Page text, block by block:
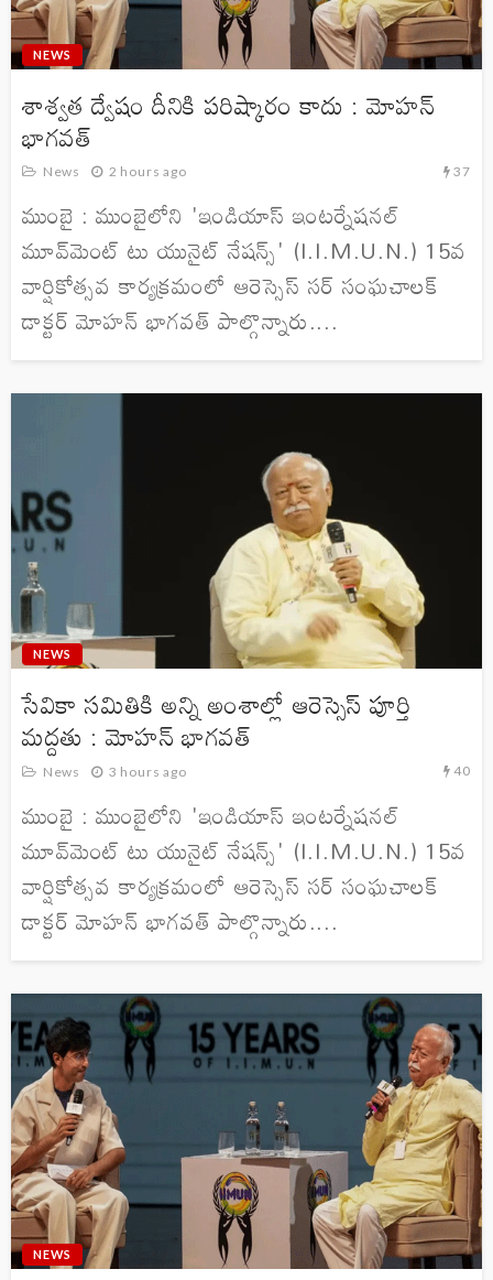
NEWS
శాశ్వత ద్వేషం దీనికి పరిష్కారం కాదు : మోహన్
భాగవత్
News 2 hours ago 37
ముంబై : ముంబైలోని 'ఇండియాస్ ఇంటర్నేషనల్
మూవ్‌మెంట్ టు యునైట్ నేషన్స్' (I.I.M.U.N.) 15వ
వార్షికోత్సవ కార్యక్రమంలో ఆరెస్సెస్ సర్ సంఘచాలక్
డాక్టర్ మోహన్ భాగవత్ పాల్గొన్నారు....
NEWS
సేవికా సమితికి అన్ని అంశాల్లో ఆరెస్సెస్ పూర్తి
మద్దతు : మోహన్ భాగవత్
News 3 hours ago 40
ముంబై : ముంబైలోని 'ఇండియాస్ ఇంటర్నేషనల్
మూవ్‌మెంట్ టు యునైట్ నేషన్స్' (I.I.M.U.N.) 15వ
వార్షికోత్సవ కార్యక్రమంలో ఆరెస్సెస్ సర్ సంఘచాలక్
డాక్టర్ మోహన్ భాగవత్ పాల్గొన్నారు....
NEWS